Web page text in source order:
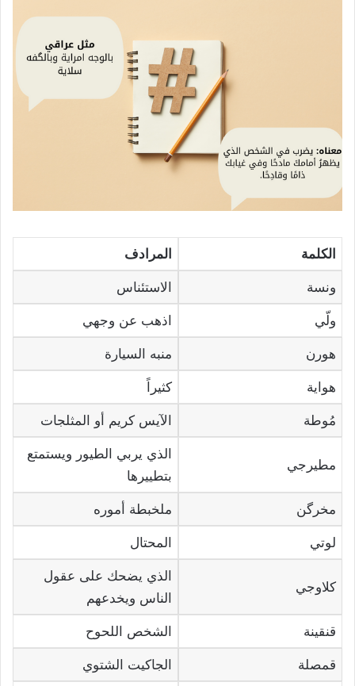
الكلمة المرادف
ونسة الاستئناس
ولّي اذهب عن وجهي
هورن منبه السيارة
هواية كثيراً
مُوطة الآيس كريم أو المثلجات
مطيرجي
الذي يربي الطيور ويستمتع
بتطييرها
مخرگن ملخبطة أموره
لوتي المحتال
كلاوجي
الذي يضحك على عقول
الناس ويخدعهم
قنقينة الشخص اللحوح
قمصلة الجاكيت الشتوي